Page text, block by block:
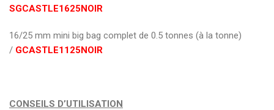
SGCASTLE1625NOIR
16/25 mm mini big bag complet de 0.5 tonnes (à la tonne)
/ GCASTLE1125NOIR
CONSEILS D’UTILISATION